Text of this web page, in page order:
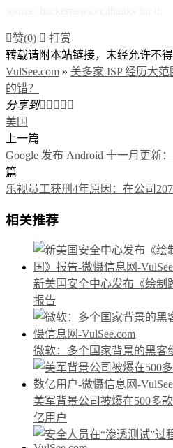
赞(0)  打赏
转载请附本站链接，未经允许不得
VulSee.com » 美多家 ISP 经历大
的错？
分享到    
美国
上一篇
Google 发布 Android 十一月更新
篇
乐视员工获刑4年原因：在公司
相关推荐
新美国安全中心发布《绘制
报告
微软：多个国家背景的黑客
美军背景公司被爆在500多
亿用户